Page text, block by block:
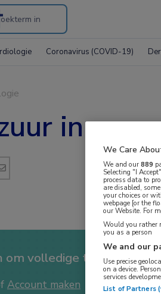
Coronavirus (COVID-19)
in
om volledige toegang te
Account maken
We Care
We and our889
Selecting "I
process data to
are disabled,
your choices or
webpage [or the
our Website. For
Would you rather
you as a person
We and our
Use precise
on a device.
services
List of Partners